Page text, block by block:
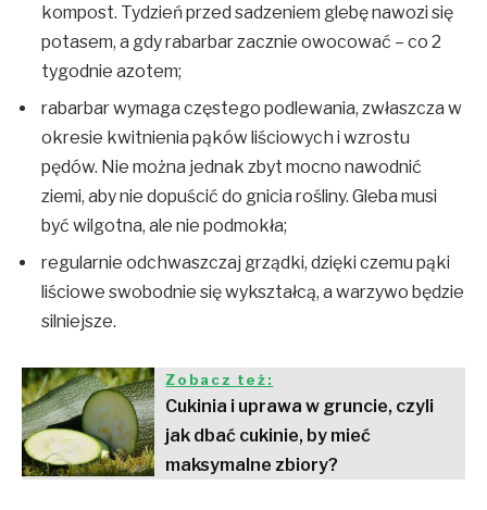
kompost. Tydzień przed sadzeniem glebę nawozi się
potasem, a gdy rabarbar zacznie owocować – co 2
tygodnie azotem;
rabarbar wymaga częstego podlewania, zwłaszcza w
okresie kwitnienia pąków liściowych i wzrostu
pędów. Nie można jednak zbyt mocno nawodnić
ziemi, aby nie dopuścić do gnicia rośliny. Gleba musi
być wilgotna, ale nie podmokła;
regularnie odchwaszczaj grządki, dzięki czemu pąki
liściowe swobodnie się wykształcą, a warzywo będzie
silniejsze.
Zobacz też:
Cukinia i uprawa w gruncie, czyli
jak dbać cukinie, by mieć
maksymalne zbiory?